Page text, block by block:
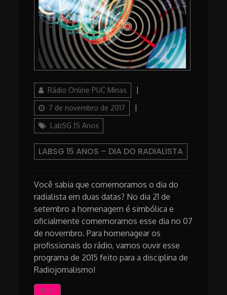
AuthorRádio Online PUC Minas
7 de novembro de 2017
LabSG 15 Anos
LABSG 15 ANOS – DIA DO RADIALISTA
Você sabia que comemoramos o dia do
radialista em duas datas? No dia 21 de
setembro a homenagem é simbólica e
oficialmente comemoramos esse dia no 07
de novembro. Para homenagear os
profissionais do rádio, vamos ouvir esse
programa de 2015 feito para a disciplina de
Radiojornalismo!
OUÇA